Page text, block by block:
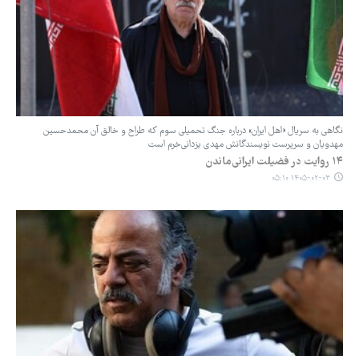
نگاهی به سریال «اهل ایران» درباره جنگ تحمیلی سوم که طراح و خالق آن محمدحسین
مهدویان و سرپرست نویسندگانش مهدی یزدانی‌خرم است
۱۴ روایت در فضیلت ایرانی‌ماندن
۱۴۰۵-۰۲-۰۳ ۰۵:۱۰